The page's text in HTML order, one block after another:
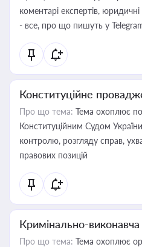
коментарі експертів,
- все, про що пишуть у
Конституційне
Про що тема: Тема охоплює
Конституційним Судом
контролю, розгляду справ,
правових позицій
Кримінально-
Про що тема: Тема охоплює